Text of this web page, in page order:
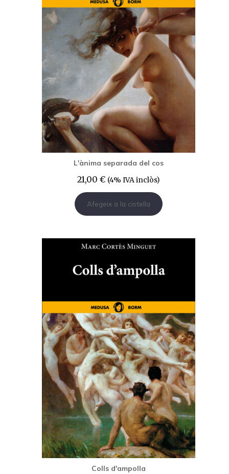
L'ànima separada del cos
21,00 € (4% IVA inclòs)
Afegeix a la cistella
Colls d'ampolla